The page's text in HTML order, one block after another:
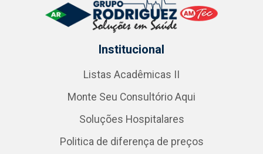
Institucional
Listas Acadêmicas II
Monte Seu Consultório Aqui
Soluções Hospitalares
Politica de diferença de preços